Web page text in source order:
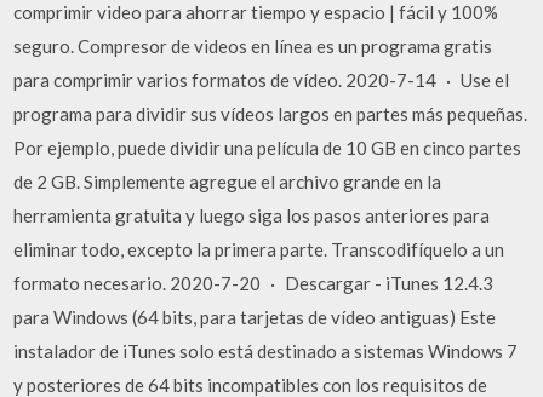
comprimir video para ahorrar tiempo y espacio | fácil y 100%
seguro. Compresor de videos en línea es un programa gratis
para comprimir varios formatos de vídeo. 2020-7-14 · Use el
programa para dividir sus vídeos largos en partes más pequeñas.
Por ejemplo, puede dividir una película de 10 GB en cinco partes
de 2 GB. Simplemente agregue el archivo grande en la
herramienta gratuita y luego siga los pasos anteriores para
eliminar todo, excepto la primera parte. Transcodifíquelo a un
formato necesario. 2020-7-20 · Descargar - iTunes 12.4.3
para Windows (64 bits, para tarjetas de vídeo antiguas) Este
instalador de iTunes solo está destinado a sistemas Windows 7
y posteriores de 64 bits incompatibles con los requisitos de